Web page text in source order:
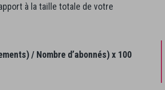
à la taille totale de votre
/ Nombre d’abonnés) x 100